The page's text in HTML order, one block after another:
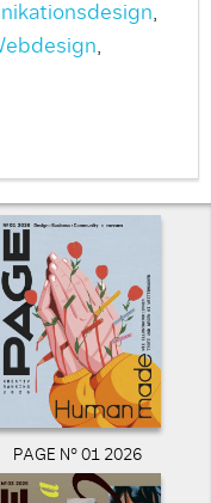
,
,
PAGE N° 01 2026